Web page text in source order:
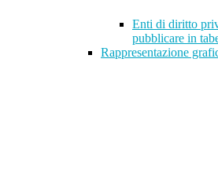
Enti di diritto
pubblicare in
Rappresentazione